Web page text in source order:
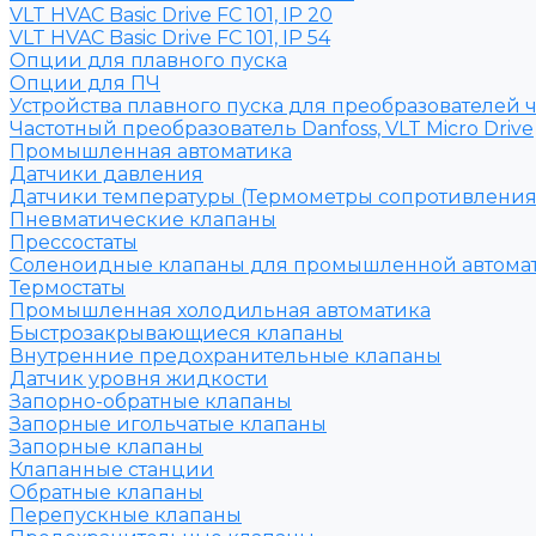
VLT HVAC Basic Drive FC 101, IP 20
VLT HVAC Basic Drive FC 101, IP 54
Опции для плавного пуска
Опции для ПЧ
Устройства плавного пуска для преобразователей
Частотный преобразователь Danfoss, VLT Micro Drive
Промышленная автоматика
Датчики давления
Датчики температуры (Термометры
Пневматические клапаны
Прессостаты
Соленоидные клапаны для промышленной
Термостаты
Промышленная холодильная автоматика
Быстрозакрывающиеся клапаны
Внутренние предохранительные клапаны
Датчик уровня жидкости
Запорно-обратные клапаны
Запорные игольчатые клапаны
Запорные клапаны
Клапанные станции
Обратные клапаны
Перепускные клапаны